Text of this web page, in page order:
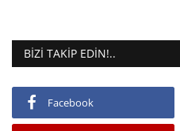
BIZI TAKIP EDIN!..
Facebook